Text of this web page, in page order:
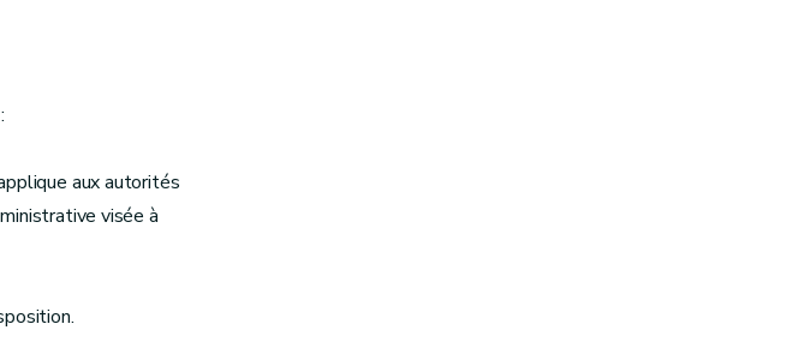
aux autorités
visée à